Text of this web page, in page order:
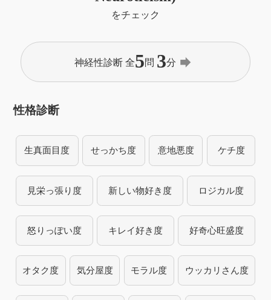
をチェック
神経性診断 全5問 3分 forward
性格診断
生真面目度 せっかち度 意地悪度 ケチ度
見栄っ張り度 新しい物好き度 ロジカル度
怒りっぽい度 キレイ好き度 好奇心旺盛度
オタク度 気分屋度 モラル度 ウッカリさん度